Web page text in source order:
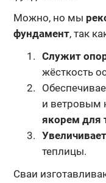
Можно, но мы
фундамент, так
Служит
жёсткость
и ветровым
якорем для
Увеличивает
теплицы.
Сваи